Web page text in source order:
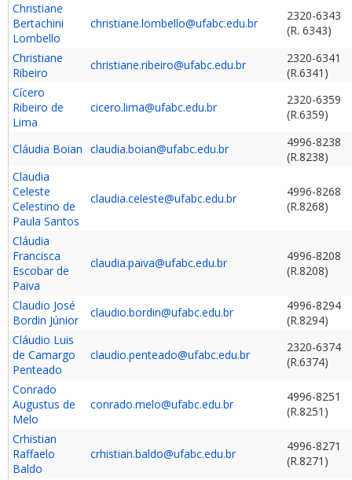
Christiane
Bertachini
Lombello
christiane.lombello@ufabc.edu.br
2320-6343
(R. 6343)
Christiane
Ribeiro
christiane.ribeiro@ufabc.edu.br
2320-6341
(R.6341)
Cícero
Ribeiro de
Lima
cicero.lima@ufabc.edu.br
2320-6359
(R.6359)
Cláudia Boian claudia.boian@ufabc.edu.br
4996-8238
(R.8238)
Claudia
Celeste
Celestino de
Paula Santos
claudia.celeste@ufabc.edu.br
4996-8268
(R.8268)
Cláudia
Francisca
Escobar de
Paiva
claudia.paiva@ufabc.edu.br
4996-8208
(R.8208)
Claudio José
Bordin Júnior
claudio.bordin@ufabc.edu.br
4996-8294
(R.8294)
Cláudio Luis
de Camargo
Penteado
claudio.penteado@ufabc.edu.br
2320-6374
(R.6374)
Conrado
Augustus de
Melo
conrado.melo@ufabc.edu.br
4996-8251
(R.8251)
Crhistian
Raffaelo
Baldo
crhistian.baldo@ufabc.edu.br
4996-8271
(R.8271)